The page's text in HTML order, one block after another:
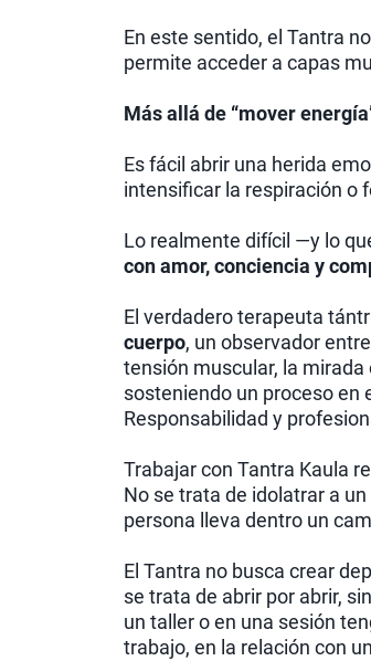
En este sentido, el Tantra
permite acceder a capas
Más allá de “mover
Es fácil abrir una herida
intensificar la respiración o
Lo realmente difícil —y lo
con amor, conciencia y
El verdadero terapeuta
cuerpo, un observador
tensión muscular, la mirada
sosteniendo un proceso en
Responsabilidad y
Trabajar con Tantra Kaula
No se trata de idolatrar a
persona lleva dentro un
El Tantra no busca crear
se trata de abrir por abrir,
un taller o en una sesión
trabajo, en la relación con